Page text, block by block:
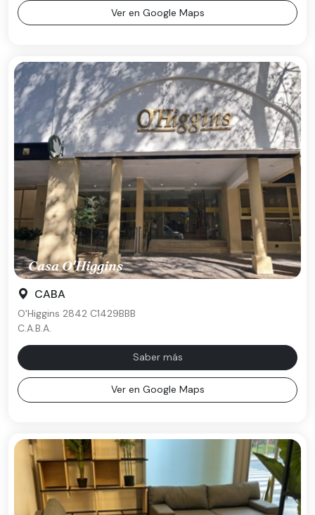
Ver en Google Maps
Casa O'Higgins
CABA
O'Higgins 2842 C1429BBB
C.A.B.A.
Saber más
Ver en Google Maps